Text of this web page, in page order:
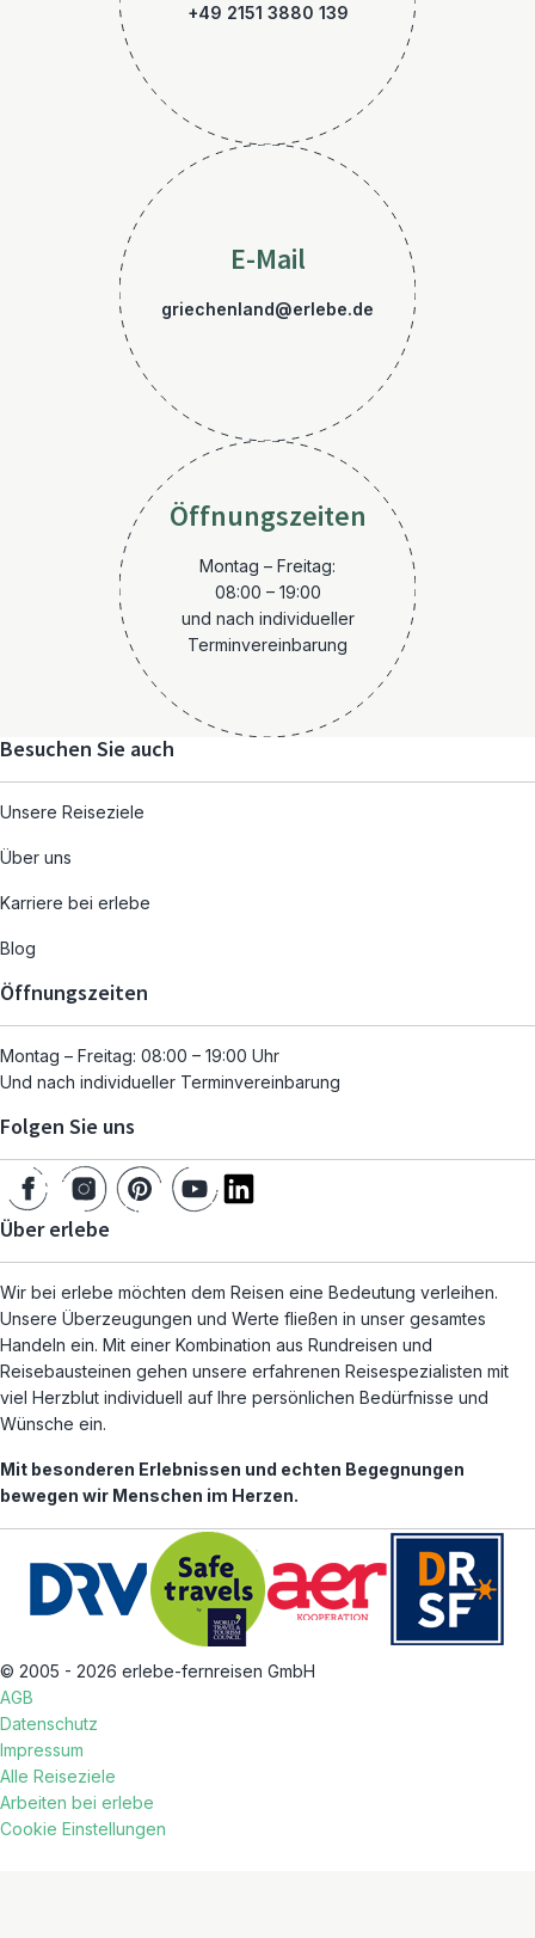
+49 2151 3880 139
E-Mail
griechenland@erlebe.de
Öffnungszeiten
Montag – Freitag:
08:00 – 19:00
und nach individueller
Terminvereinbarung
Besuchen Sie auch
Unsere Reiseziele
Über uns
Karriere bei erlebe
Blog
Öffnungszeiten
Montag – Freitag: 08:00 – 19:00 Uhr
Und nach individueller Terminvereinbarung
Folgen Sie uns
Über erlebe
Wir bei erlebe möchten dem Reisen eine Bedeutung verleihen.
Unsere Überzeugungen und Werte fließen in unser gesamtes
Handeln ein. Mit einer Kombination aus Rundreisen und
Reisebausteinen gehen unsere erfahrenen Reisespezialisten mit
viel Herzblut individuell auf Ihre persönlichen Bedürfnisse und
Wünsche ein.
Mit besonderen Erlebnissen und echten Begegnungen
bewegen wir Menschen im Herzen.
© 2005 - 2026 erlebe-fernreisen GmbH
AGB
Datenschutz
Impressum
Alle Reiseziele
Arbeiten bei erlebe
Cookie Einstellungen